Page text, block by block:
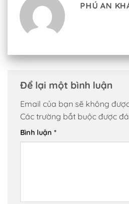
PHÚ AN
Để lại một bình luận
Email của bạn sẽ không
Các trường bắt buộc được
Bình luận *